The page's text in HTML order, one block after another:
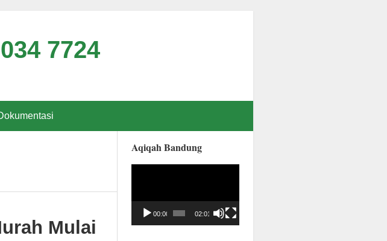
7724
Mulai
Aqiqah Bandung
00:00 02:01